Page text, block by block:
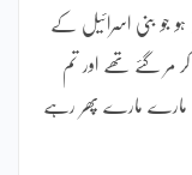
جو بنی اسرائیل کے
مر گئے تھے اور تم
مارے مارے پھر رہے